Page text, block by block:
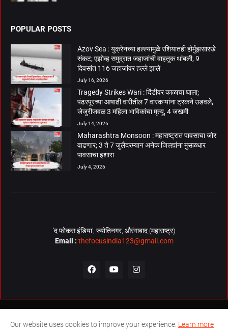
POPULAR POSTS
Azov Sea : युक्रेनच्या हल्ल्यामुळे रशियातही होर्मुझसारखे
संकट; एझोव्ह समुद्रात जहाजांची वाहतूक थांबली, 9
दिवसांत 116 जहाजांवर हल्ले झाले
July 16, 2026
Tragedy Strikes Wari : दिंडीवर काळाचा घाला;
पंढरपूरच्या आषाढी वारीतील 7 वारकऱ्यांना ट्रकने उडवले,
जेजुरीजवळ 3 महिला भाविकांचा मृत्यू, 4 जखमी
July 14, 2026
Maharashtra Monsoon : महाराष्ट्रात पावसाचा जोर
वाढणार; 3 ते 7 जुलैदरम्यान अनेक जिल्ह्यांना मुसळधार
पावसाचा इशारा
July 4, 2026
‘द फोकस इंडिया’, ज्योतिनगर, औरंगाबाद (महाराष्ट्र)
Email : thefocusindia123@gmail.com
About Us Contact Us The Focus India Policy
Our website uses cookies to improve your experience. Learn more